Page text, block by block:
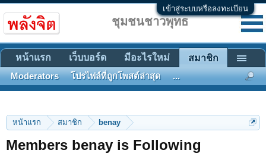
เข้าสู่ระบบหรือลงทะเบียน
หน้าแรก สมาชิก benay
Members benay is Following
ชุมชนชาวพุทธ
หน้าแรก เว็บบอร์ด มีอะไรใหม่ สมาชิก
Moderators โปรไฟล์ที่ถูกโพสต์ล่าสุด ...